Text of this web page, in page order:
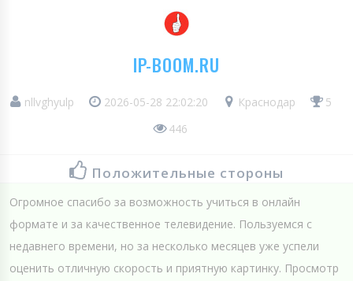
IP-BOOM.RU
nllvghyulp 2026-05-28 22:02:20 Краснодар
5
446
Положительные стороны
Огромное спасибо за возможность учиться в онлайн
формате и за качественное телевидение. Пользуемся с
недавнего времени, но за несколько месяцев уже успели
оценить отличную скорость и приятную картинку. Просмотр